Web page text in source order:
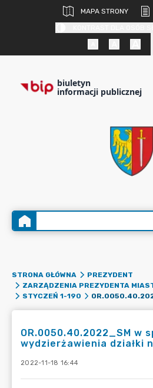
MAPA STRONY
biuletyn
informacji publicznej
STRONA GŁÓWNA
PREZYDENT
ZARZĄDZENIA PREZYDENTA
STYCZEŃ 1-190
OR.0050.40.2022_SM w
wydzierżawienia działki
2022-11-18 16:44